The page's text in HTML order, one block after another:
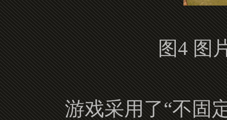
图4 图
游戏采用了“不固定